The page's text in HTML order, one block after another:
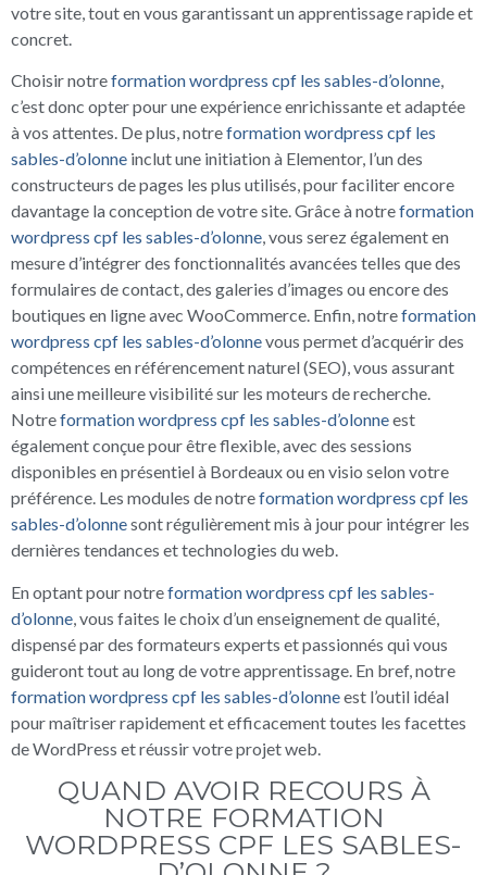
votre site, tout en vous garantissant un apprentissage rapide et
concret.
Choisir notreformation wordpress cpf les sables-d’olonne,
c’est donc opter pour une expérience enrichissante et adaptée
à vos attentes. De plus, notreformation wordpress cpf les
sables-d’olonne inclut une initiation à Elementor, l’un des
constructeurs de pages les plus utilisés, pour faciliter encore
davantage la conception de votre site. Grâce à notreformation
wordpress cpf les sables-d’olonne, vous serez également en
mesure d’intégrer des fonctionnalités avancées telles que des
formulaires de contact, des galeries d’images ou encore des
boutiques en ligne avec WooCommerce. Enfin, notreformation
wordpress cpf les sables-d’olonnevous permet d’acquérir des
compétences en référencement naturel (SEO), vous assurant
ainsi une meilleure visibilité sur les moteurs de recherche.
Notreformation wordpress cpf les sables-d’olonneest
également conçue pour être flexible, avec des sessions
disponibles en présentiel à Bordeaux ou en visio selon votre
préférence. Les modules de notreformation wordpress cpf les
sables-d’olonnesont régulièrement mis à jour pour intégrer les
dernières tendances et technologies du web.
En optant pour notreformation wordpress cpf les sables-
d’olonne , vous faites le choix d’un enseignement de qualité,
dispensé par des formateurs experts et passionnés qui vous
guideront tout au long de votre apprentissage. En bref, notre
formation wordpress cpf les sables-d’olonneest l’outil idéal
pour maîtriser rapidement et efficacement toutes les facettes
de WordPress et réussir votre projet web.
QUAND AVOIR RECOURS À
NOTRE FORMATION
WORDPRESS CPF LES SABLES-